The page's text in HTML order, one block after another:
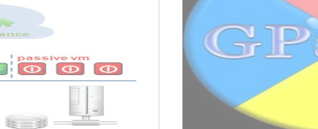
Écouter
Tous les podcasts
Socle applicatif
Intégration IA & LLM
Lire le
Toutes nos publications